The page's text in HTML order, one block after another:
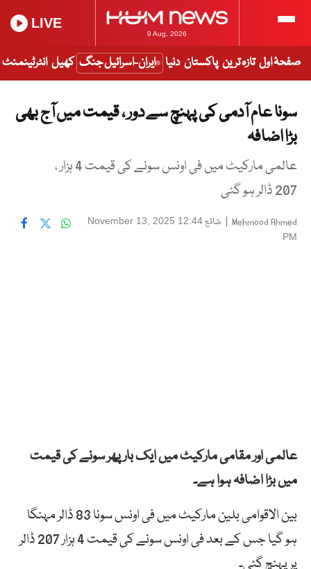
9 Aug, 2026
LIVE
صفحۂ اول تازہ ترین پاکستان دنیا ایران-اسرائیل جنگ کھیل انٹرٹینمنٹ
سونا عام آدمی کی پہنچ سے دور ، قیمت میں آج بھی
بڑا اضافہ
عالمی مارکیٹ میں فی اونس سونے کی قیمت 4 ہزار ،
207 ڈالر ہو گئی
Mehmood Ahmed
| شائعNovember 13, 2025 12:44
PM
عالمی اور مقامی مارکیٹ میں ایک بار پھر سونے کی قیمت
میں بڑا اضافہ ہوا ہے۔
بین الاقوامی بلین مارکیٹ میں فی اونس سونا 83 ڈالر مہنگا
ہو گیا جس کے بعد فی اونس سونے کی قیمت 4 ہزار 207 ڈالر
پر پہنچ گئی۔